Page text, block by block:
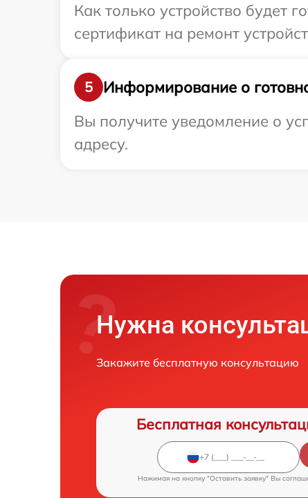
Как только устройство будет
сертификат на ремонт
5
Информирование о
Вы получите уведомление о
адресу.
Нужна
Закажите бесплатную консультацию
Бесплатная
Нажимая на кнопку "Оставить заявку" Вы